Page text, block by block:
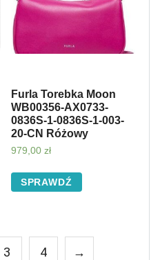
Furla Torebka Moon
WB00356-AX0733-
0836S-1-0836S-1-003-
20-CN Różowy
979,00 zł
SPRAWDŹ
3 4 →